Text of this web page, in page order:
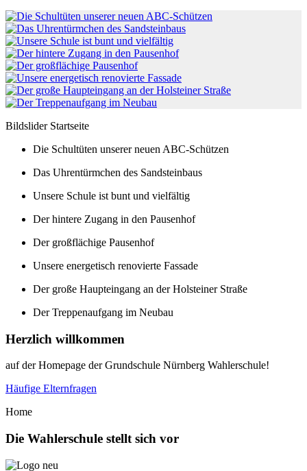
Bildslider Startseite
Die Schultüten unserer neuen ABC-Schützen
Das Uhrentürmchen des Sandsteinbaus
Unsere Schule ist bunt und vielfältig
Der hintere Zugang in den Pausenhof
Der großflächige Pausenhof
Unsere energetisch renovierte Fassade
Der große Haupteingang an der Holsteiner Straße
Der Treppenaufgang im Neubau
Herzlich willkommen
auf der Homepage der Grundschule Nürnberg Wahlerschule!
Häufige Elternfragen
Home
Die Wahlerschule stellt sich vor